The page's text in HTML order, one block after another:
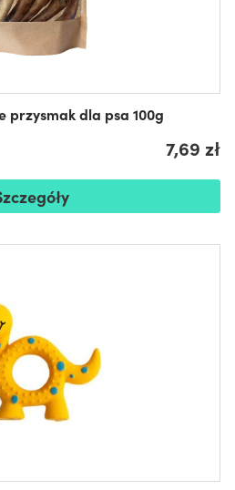
przysmak dla psa 100g
7,69 zł